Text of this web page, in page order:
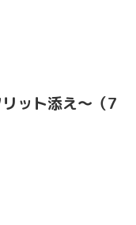
ット添え〜（7